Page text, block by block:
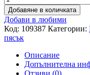
Добавяне в количката
Добави в любими
Код: 109387 Категории:
пясък
Описание
Допълнителна
Отзиви (0)